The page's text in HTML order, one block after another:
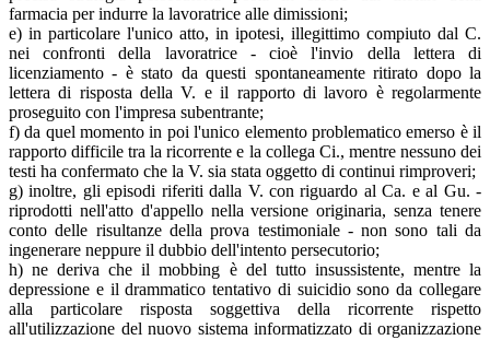
farmacia per indurre la lavoratrice alle dimissioni;
e) in particolare l'unico atto, in ipotesi, illegittimo compiuto dal C.
nei confronti della lavoratrice - cioè l'invio della lettera di
licenziamento - è stato da questi spontaneamente ritirato dopo la
lettera di risposta della V. e il rapporto di lavoro è regolarmente
proseguito con l'impresa subentrante;
f) da quel momento in poi l'unico elemento problematico emerso è il
rapporto difficile tra la ricorrente e la collega Ci., mentre nessuno dei
testi ha confermato che la V. sia stata oggetto di continui rimproveri;
g) inoltre, gli episodi riferiti dalla V. con riguardo al Ca. e al Gu. -
riprodotti nell'atto d'appello nella versione originaria, senza tenere
conto delle risultanze della prova testimoniale - non sono tali da
ingenerare neppure il dubbio dell'intento persecutorio;
h) ne deriva che il mobbing è del tutto insussistente, mentre la
depressione e il drammatico tentativo di suicidio sono da collegare
alla particolare risposta soggettiva della ricorrente rispetto
all'utilizzazione del nuovo sistema informatizzato di organizzazione